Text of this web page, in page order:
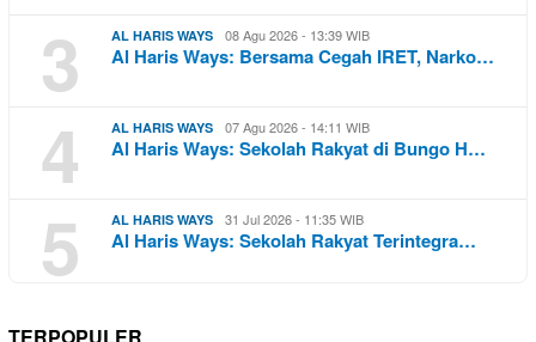
3
AL HARIS WAYS 08 Agu 2026 - 13:39 WIB
Al Haris Ways: Bersama Cegah IRET, Narko…
4 AL HARIS WAYS 07 Agu 2026 - 14:11 WIB
Al Haris Ways: Sekolah Rakyat di Bungo H…
5 AL HARIS WAYS 31 Jul 2026 - 11:35 WIB
Al Haris Ways: Sekolah Rakyat Terintegra…
TERPOPULER